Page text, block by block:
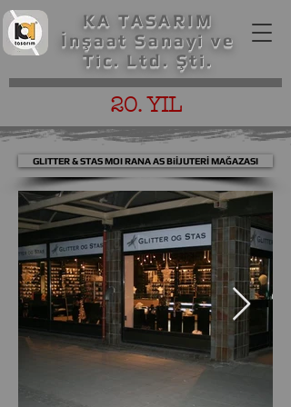
KA TASARIM
İnşaat Sanayi ve
Tic. Ltd. Şti.
20. YIL
GLITTER & STAS MOI RANA AS BiİJUTERİ MAĞAZASI